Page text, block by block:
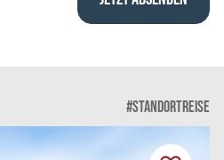
#STANDORTREISE